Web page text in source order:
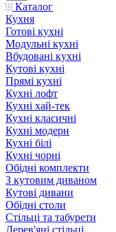
Каталог
Кухня
Готові кухні
Модульні кухні
Вбудовані кухні
Кутові кухні
Прямі кухні
Кухні лофт
Кухні хай-тек
Кухні класичні
Кухні модерн
Кухні білі
Кухні чорні
Обідні комплекти
З кутовим диваном
Кутові дивани
Обідні столи
Стільці та табурети
Дерев'яні стільці